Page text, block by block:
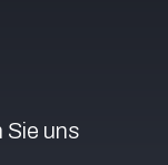
Sie uns